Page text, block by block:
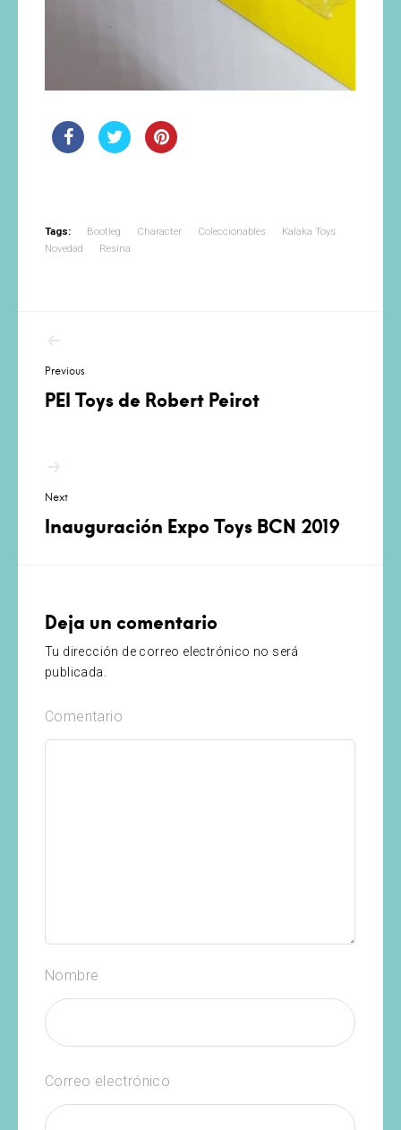
Tags: Bootleg Character Coleccionables
Kalaka Toys
Novedad
Resina
de
entradas
Previous
PEI Toys de Robert Peirot
Next
Inauguración Expo Toys BCN 2019
Deja un comentario
Tu dirección de correo electrónico no será
publicada.
Comentario
Nombre
Correo electrónico